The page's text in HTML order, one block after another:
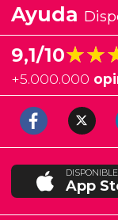
Ayuda
9,1/10
+5.000.000
App